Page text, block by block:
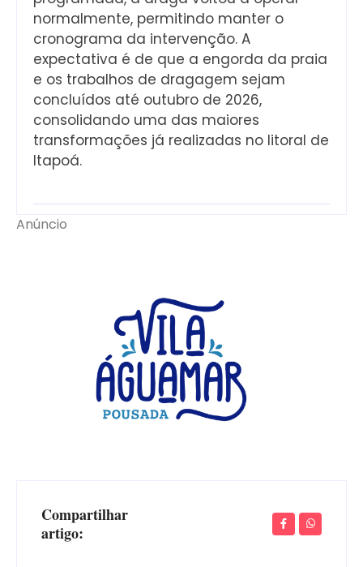
normalmente, permitindo manter o
cronograma da intervenção. A
expectativa é de que a engorda da praia
e os trabalhos de dragagem sejam
concluídos até outubro de 2026,
consolidando uma das maiores
transformações já realizadas no litoral de
Itapoá.
Anúncio
Compartilhar
artigo: